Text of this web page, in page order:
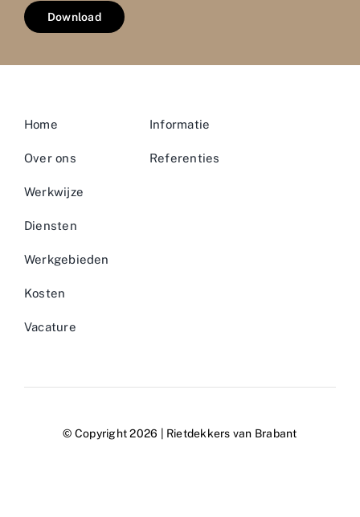
Download
Home
Over ons
Werkwijze
Diensten
Werkgebieden
Kosten
Vacature
Informatie
Referenties
© Copyright 2026 | Rietdekkers van Brabant